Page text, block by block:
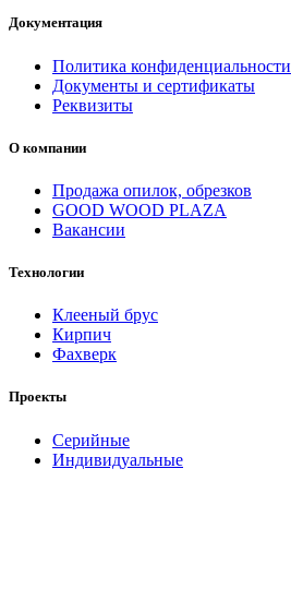
Документация
Политика конфиденциальности
Документы и сертификаты
Реквизиты
О компании
Продажа опилок, обрезков
GOOD WOOD PLAZA
Вакансии
Технологии
Клееный брус
Кирпич
Фахверк
Проекты
Серийные
Индивидуальные